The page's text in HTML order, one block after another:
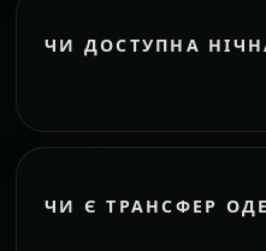
ЧИ ДОСТУПНА
ЧИ Є ТРАНСФЕР